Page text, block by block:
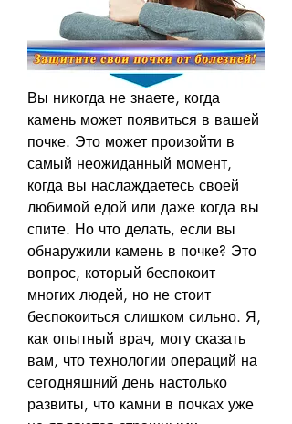
Вы никогда не знаете, когда
камень может появиться в вашей
почке. Это может произойти в
самый неожиданный момент,
когда вы наслаждаетесь своей
любимой едой или даже когда вы
спите. Но что делать, если вы
обнаружили камень в почке? Это
вопрос, который беспокоит
многих людей, но не стоит
беспокоиться слишком сильно. Я,
как опытный врач, могу сказать
вам, что технологии операций на
сегодняшний день настолько
развиты, что камни в почках уже